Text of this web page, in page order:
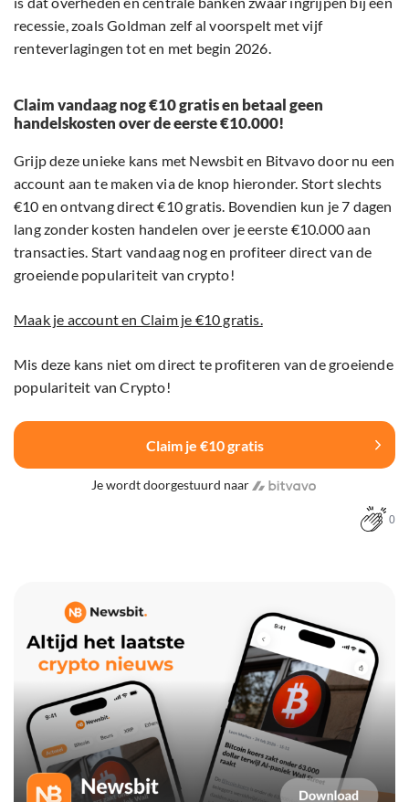
recessie, zoals Goldman zelf al voorspelt met vijf
renteverlagingen tot en met begin 2026.
Claim vandaag nog €10 gratis en betaal geen
handelskosten over de eerste €10.000!
Grijp deze unieke kans met Newsbit en Bitvavo door nu een
account aan te maken via de knop hieronder. Stort slechts
€10 en ontvang direct €10 gratis. Bovendien kun je 7 dagen
lang zonder kosten handelen over je eerste €10.000 aan
transacties. Start vandaag nog en profiteer direct van de
groeiende populariteit van crypto!
Maak je account en Claim je €10 gratis.
Mis deze kans niet om direct te profiteren van de groeiende
populariteit van Crypto!
Claim je €10 gratis
Je wordt doorgestuurd naar
0